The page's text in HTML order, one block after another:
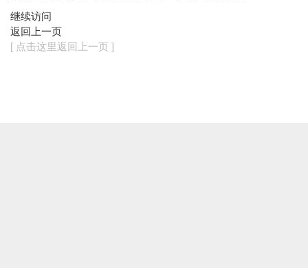
继续访问
返回上一页
[ 点击这里返回上一页 ]